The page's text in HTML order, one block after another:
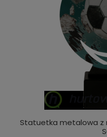
Statuetka metalowa z